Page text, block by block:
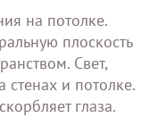
на потолке.
плоскость
Свет,
стенах и потолке.
глаза.